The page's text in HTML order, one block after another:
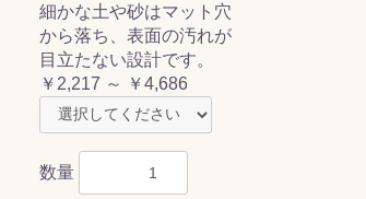
細かな土や砂はマット穴
から落ち、表面の汚れが
目立たない設計です。
￥2,217 ～ ￥4,686
数量